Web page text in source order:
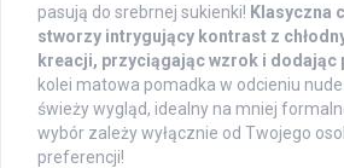
pasują do srebrnej sukienki! Klasyczna
stworzy intrygujący kontrast z
kreacji, przyciągając wzrok i dodając
kolei matowa pomadka w odcieniu
świeży wygląd, idealny na mniej
wybór zależy wyłącznie od Twojego
preferencji!